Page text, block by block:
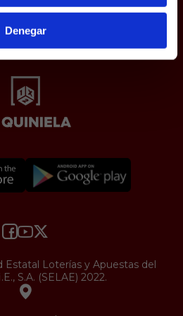
Denegar
de datos
Uso web
Loterías y Apuestas del
S.A. (SELAE) 2022.